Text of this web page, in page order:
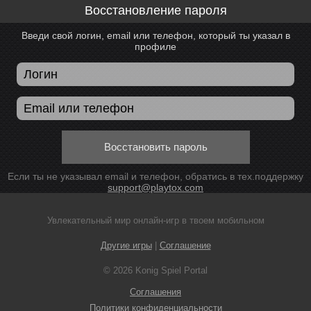
Восстановление пароля
Введи свой логин, email или телефон, который ты указал в
профиле
Восстановить пароль
Если ты не указывал email и телефон, обратись в тех.поддержку
support@playtox.com
Увлекательный мир онлайн-игр в твоем мобильном
Другие игры| Соглашение
© 2026 Konig Spiel Portal
Соглашения
Политики конфиденциальности